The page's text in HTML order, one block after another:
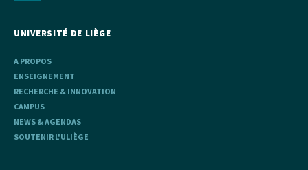
UNIVERSITÉ DE LIÈGE
A PROPOS
ENSEIGNEMENT
RECHERCHE & INNOVATION
CAMPUS
NEWS & AGENDAS
SOUTENIR L'ULIÈGE